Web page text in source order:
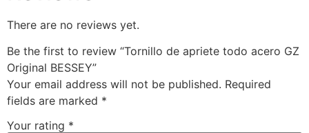
There are no reviews yet.
Be the first to review “Tornillo de apriete todo acero GZ
Original BESSEY”
Your email address will not be published. Required
fields are marked *
Your rating *